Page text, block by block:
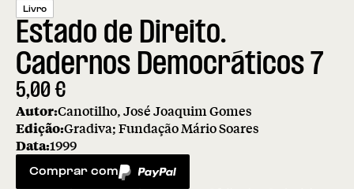
Livro
Estado de Direito.
Cadernos Democráticos 7
5,00€
Autor:Canotilho, José Joaquim Gomes
Edição:Gradiva; Fundação Mário Soares
Data:1999
Comprar com
PayPal